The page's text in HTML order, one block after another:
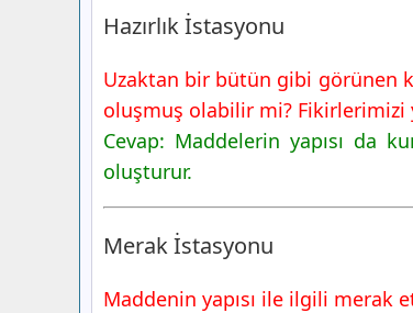
Hazırlık İstasyonu
Uzaktan bir bütün gibi görünen
oluşmuş olabilir mi? Fikirlerimizi
Cevap: Maddelerin yapısı da
oluşturur.
Merak İstasyonu
Maddenin yapısı ile ilgili merak